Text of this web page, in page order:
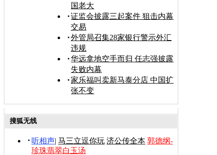
国老大
证监会披露三起案件 狙击内幕
交易
外管局召集28家银行警示外汇
违规
华远拿地空手而归 任志强披露
失败内幕
家乐福叫卖新马泰分店 中国扩
张不变
搜狐无线
听相声| 马三立逗你玩 济公传全本 郭德纲-
珍珠翡翠白玉汤